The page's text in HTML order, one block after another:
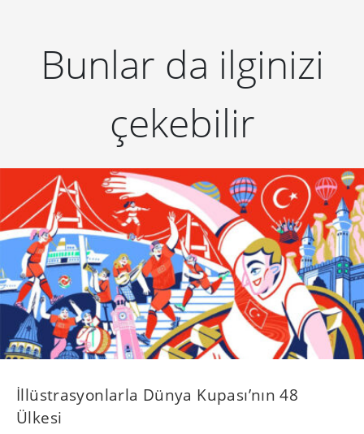
Bunlar da ilginizi
çekebilir
İllüstrasyonlarla Dünya Kupası’nın 48
Ülkesi